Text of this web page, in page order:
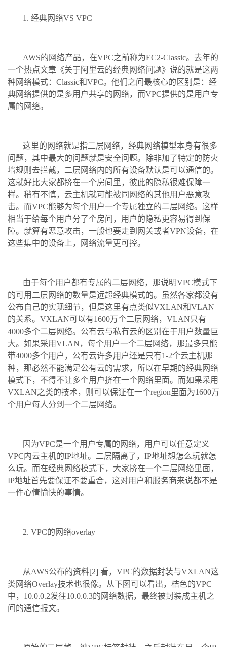
1. 经典网络VS VPC
AWS的网络产品，在VPC之前称为EC2-Classic。去年的
一个热点文章《关于阿里云的经典网络问题》说的就是这两
种网络模式：Classic和VPC。他们之间最核心的区别是：经
典网络提供的是多用户共享的网络，而VPC提供的是用户专
属的网络。
这里的网络就是指二层网络，经典网络模型本身有很多
问题，其中最大的问题就是安全问题。除非加了特定的防火
墙规则去拦截，二层网络内的所有设备默认是可以通信的。
这就好比大家都挤在一个房间里，彼此的隐私很难保障一
样。稍有不慎，云主机就可能被同网络的其他用户恶意攻
击。而VPC能够为每个用户一个专属独立的二层网络。这样
相当于给每个用户分了个房间，用户的隐私更容易得到保
障。就算有恶意攻击，一般也要走到网关或者VPN设备，在
这些集中的设备上，网络流量更可控。
由于每个用户都有专属的二层网络，那说明VPC模式下
的可用二层网络的数量是远超经典模式的。虽然各家都没有
公布自己的实现细节，但是这里有点类似VXLAN和VLAN
的关系。VXLAN可以有1600万个二层网络，VLAN只有
4000多个二层网络。公有云与私有云的区别在于用户数量巨
大。如果采用VLAN，每个用户一个二层网络，那最多只能
带4000多个用户，公有云许多用户还是只有1-2个云主机那
种，那必然不能满足公有云的需求，所以在早期的经典网络
模式下，不得不让多个用户挤在一个网络里面。而如果采用
VXLAN之类的技术，则可以保证在一个region里面为1600万
个用户每人分到一个二层网络。
因为VPC是一个用户专属的网络，用户可以任意定义
VPC内云主机的IP地址。二层隔离了，IP地址想怎么玩就怎
么玩。而在经典网络模式下，大家挤在一个二层网络里面，
IP地址首先要保证不要重合，这对用户和服务商来说都不是
一件心情愉快的事情。
2. VPC的网络overlay
从AWS公布的资料[2] 看，VPC的数据封装与VXLAN这
类网络Overlay技术也很像。从下图可以看出，桔色的VPC
中，10.0.0.2发往10.0.0.3的网络数据，最终被封装成主机之
间的通信报文。